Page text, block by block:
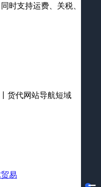
时支持运费、关税、海关
丨货代网站导航短域
易